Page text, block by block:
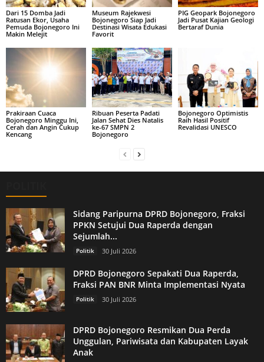
Dari 15 Domba Jadi
Ratusan Ekor, Usaha
Pemuda Bojonegoro Ini
Makin Melejit
Museum Rajekwesi
Bojonegoro Siap Jadi
Destinasi Wisata Edukasi
Favorit
PIG Geopark Bojonegoro
Jadi Pusat Kajian Geologi
Bertaraf Dunia
Prakiraan Cuaca
Bojonegoro Minggu Ini,
Cerah dan Angin Cukup
Kencang
Ribuan Peserta Padati
Jalan Sehat Dies Natalis
ke-67 SMPN 2
Bojonegoro
Bojonegoro Optimistis
Raih Hasil Positif
Revalidasi UNESCO
Sidang Paripurna DPRD Bojonegoro, Fraksi
PPKN Setujui Dua Raperda dengan
Sejumlah...
Politik 30 Juli 2026
DPRD Bojonegoro Sepakati Dua Raperda,
Fraksi PAN BNR Minta Implementasi Nyata
Politik 30 Juli 2026
DPRD Bojonegoro Resmikan Dua Perda
Unggulan, Pariwisata dan Kabupaten Layak
Anak